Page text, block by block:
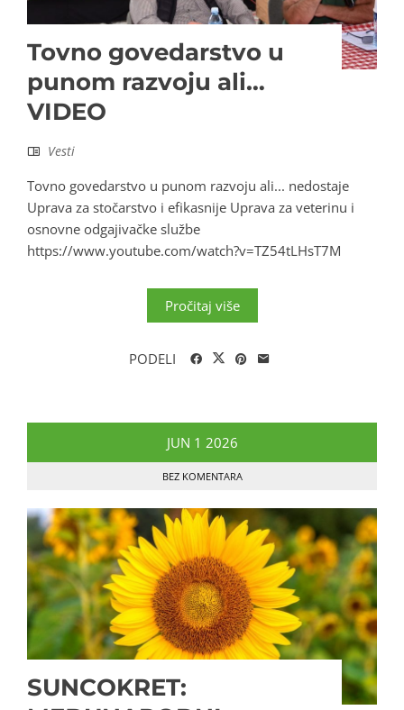
Tovno govedarstvo u
punom razvoju ali…
VIDEO
Vesti
Tovno govedarstvo u punom razvoju ali... nedostaje
Uprava za stočarstvo i efikasnije Uprava za veterinu i
osnovne odgajivačke službe
https://www.youtube.com/watch?v=TZ54tLHsT7M
Pročitaj više
PODELI
JUN 1 2026
BEZ KOMENTARA
SUNCOKRET: